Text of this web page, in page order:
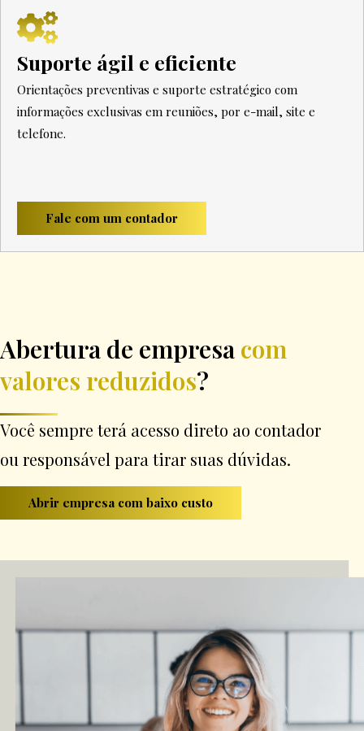
Suporte ágil e eficiente
Orientações preventivas e suporte estratégico com
informações exclusivas em reuniões, por e-mail, site e
telefone.
Fale com um contador
Abertura de empresa com
valores reduzidos?
Você sempre terá acesso direto ao contador
ou responsável para tirar suas dúvidas.
Abrir empresa com baixo custo